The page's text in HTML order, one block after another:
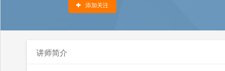
添加关注
讲师简介